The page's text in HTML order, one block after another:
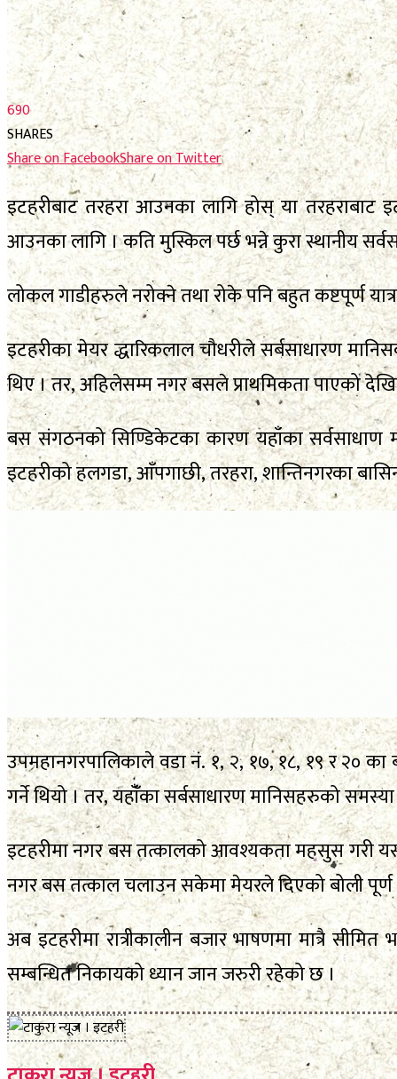
690
SHARES
Share on FacebookShare on Twitter
इटहरीबाट तरहरा आउनका लागि होस् या तरहराबाट
आउनका लागि । कति मुस्किल पर्छ भन्ने कुरा स्थानीय
लोकल गाडीहरुले नरोक्ने तथा रोके पनि बहुत कष्टपूर्ण
इटहरीका मेयर द्धारिकलाल चौधरीले सर्बसाधारण
थिए । तर, अहिलेसम्म नगर बसले प्राथमिकता पाएको
बस संगठनको सिण्डिकेटका कारण यहाँका सर्वसाधाण
इटहरीको हलगडा, आँपगाछी, तरहरा, शान्तिनगरका
उपमहानगरपालिकाले वडा नं. १, २, १७, १८, १९ र २०
गर्ने थियो । तर, यहाँँका सर्बसाधारण मानिसहरुको
इटहरीमा नगर बस तत्कालको आवश्यकता महसुस गरी
नगर बस तत्काल चलाउन सकेमा मेयरले दिएको बोली पूर्ण
अब इटहरीमा रात्रीकालीन बजार भाषणमा मात्रै
सम्बन्धित निकायको ध्यान जान जरुरी रहेको छ ।